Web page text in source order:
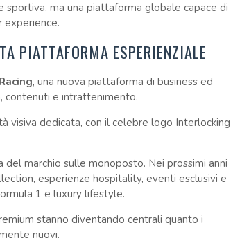
sportiva, ma una piattaforma globale capace di
experience.
PIATTAFORMA ESPERIENZIALE
, una nuova piattaforma di business ed
contenuti e intrattenimento.
visiva dedicata, con il celebre logo Interlocking
marchio sulle monoposto. Nei prossimi anni
esperienze hospitality, eventi esclusivi e
1 e luxury lifestyle.
stanno diventando centrali quanto i
nuovi.